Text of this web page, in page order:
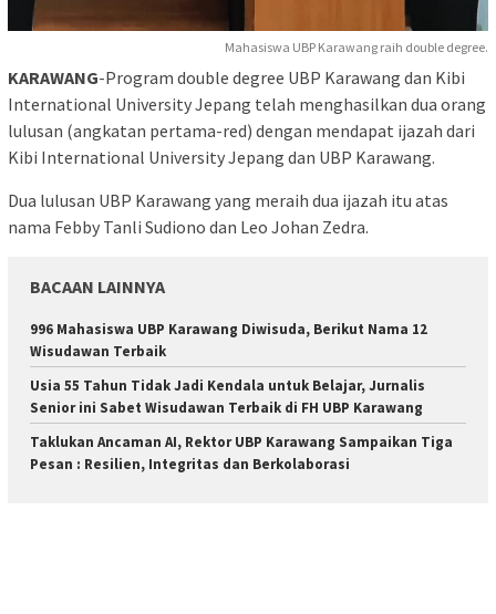
Mahasiswa UBP Karawang raih double degree.
KARAWANG-Program double degree UBP Karawang dan Kibi
International University Jepang telah menghasilkan dua orang
lulusan (angkatan pertama-red) dengan mendapat ijazah dari
Kibi International University Jepang dan UBP Karawang.
Dua lulusan UBP Karawang yang meraih dua ijazah itu atas
nama Febby Tanli Sudiono dan Leo Johan Zedra.
BACAAN LAINNYA
996 Mahasiswa UBP Karawang Diwisuda, Berikut Nama 12
Wisudawan Terbaik
Usia 55 Tahun Tidak Jadi Kendala untuk Belajar, Jurnalis
Senior ini Sabet Wisudawan Terbaik di FH UBP Karawang
Taklukan Ancaman AI, Rektor UBP Karawang Sampaikan Tiga
Pesan : Resilien, Integritas dan Berkolaborasi